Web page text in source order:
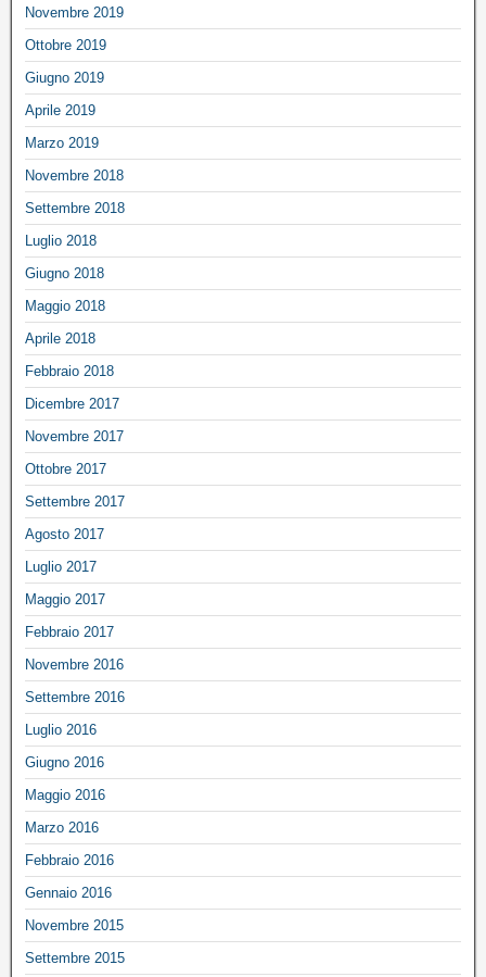
Novembre 2019
Ottobre 2019
Giugno 2019
Aprile 2019
Marzo 2019
Novembre 2018
Settembre 2018
Luglio 2018
Giugno 2018
Maggio 2018
Aprile 2018
Febbraio 2018
Dicembre 2017
Novembre 2017
Ottobre 2017
Settembre 2017
Agosto 2017
Luglio 2017
Maggio 2017
Febbraio 2017
Novembre 2016
Settembre 2016
Luglio 2016
Giugno 2016
Maggio 2016
Marzo 2016
Febbraio 2016
Gennaio 2016
Novembre 2015
Settembre 2015